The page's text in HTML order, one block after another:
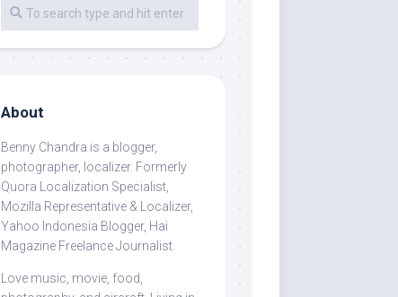
About
Benny Chandra is a blogger,
photographer, localizer. Formerly
Quora Localization Specialist,
Mozilla Representative & Localizer,
Yahoo Indonesia Blogger, Hai
Magazine Freelance Journalist.
Love music, movie, food,